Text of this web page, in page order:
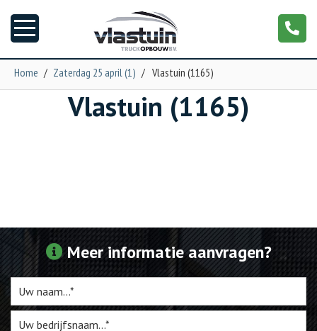
Trailers
Torpedo
NGS XXL
Home / Zaterdag 25 april (1) / Vlastuin (1165)
Vlastuin (1165)
Meer informatie aanvragen?